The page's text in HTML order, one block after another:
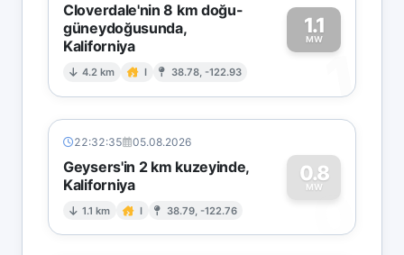
Cloverdale'nin 8 km doğu-
güneydoğusunda,
Kaliforniya
4.2 km I 38.78, -122.93
1.1
MW
1
22:32:35 05.08.2026
Geysers'in 2 km kuzeyinde,
Kaliforniya
1.1 km I 38.79, -122.76
0.8
MW
0